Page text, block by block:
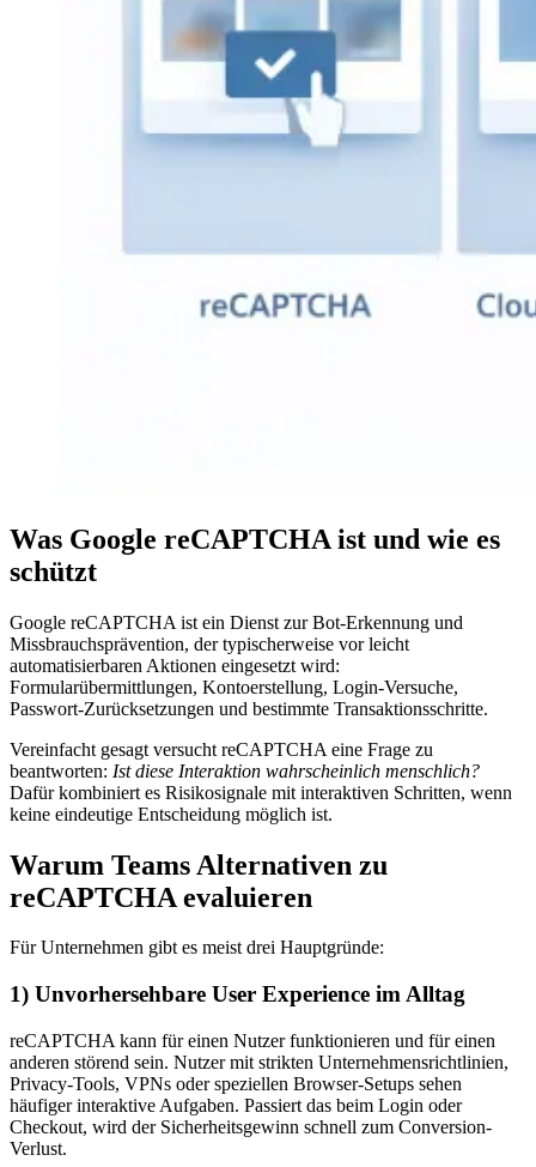
Was Google reCAPTCHA ist und wie es
schützt
Google reCAPTCHA ist ein Dienst zur Bot-Erkennung und
Missbrauchsprävention, der typischerweise vor leicht
automatisierbaren Aktionen eingesetzt wird:
Formularübermittlungen, Kontoerstellung, Login-Versuche,
Passwort-Zurücksetzungen und bestimmte Transaktionsschritte.
Vereinfacht gesagt versucht reCAPTCHA eine Frage zu
beantworten: Ist diese Interaktion wahrscheinlich menschlich?
Dafür kombiniert es Risikosignale mit interaktiven Schritten, wenn
keine eindeutige Entscheidung möglich ist.
Warum Teams Alternativen zu
reCAPTCHA evaluieren
Für Unternehmen gibt es meist drei Hauptgründe:
1) Unvorhersehbare User Experience im Alltag
reCAPTCHA kann für einen Nutzer funktionieren und für einen
anderen störend sein. Nutzer mit strikten Unternehmensrichtlinien,
Privacy-Tools, VPNs oder speziellen Browser-Setups sehen
häufiger interaktive Aufgaben. Passiert das beim Login oder
Checkout, wird der Sicherheitsgewinn schnell zum Conversion-
Verlust.